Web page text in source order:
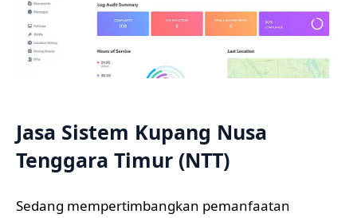
Jasa Sistem Kupang Nusa
Tenggara Timur (NTT)
Sedang mempertimbangkan pemanfaatan